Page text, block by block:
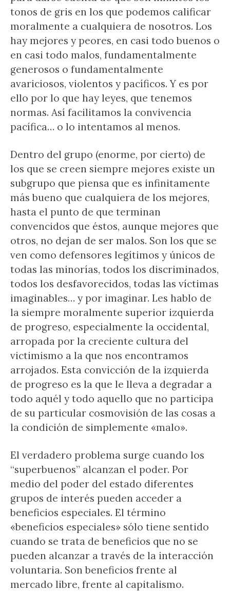
tonos de gris en los que podemos calificar
moralmente a cualquiera de nosotros. Los
hay mejores y peores, en casi todo buenos o
en casi todo malos, fundamentalmente
generosos o fundamentalmente
avariciosos, violentos y pacíficos. Y es por
ello por lo que hay leyes, que tenemos
normas. Así facilitamos la convivencia
pacífica… o lo intentamos al menos.
Dentro del grupo (enorme, por cierto) de
los que se creen siempre mejores existe un
subgrupo que piensa que es infinitamente
más bueno que cualquiera de los mejores,
hasta el punto de que terminan
convencidos que éstos, aunque mejores que
otros, no dejan de ser malos. Son los que se
ven como defensores legítimos y únicos de
todas las minorías, todos los discriminados,
todos los desfavorecidos, todas las víctimas
imaginables… y por imaginar. Les hablo de
la siempre moralmente superior izquierda
de progreso, especialmente la occidental,
arropada por la creciente cultura del
victimismo a la que nos encontramos
arrojados. Esta convicción de la izquierda
de progreso es la que le lleva a degradar a
todo aquél y todo aquello que no participa
de su particular cosmovisión de las cosas a
la condición de simplemente «malo».
El verdadero problema surge cuando los
“superbuenos” alcanzan el poder. Por
medio del poder del estado diferentes
grupos de interés pueden acceder a
beneficios especiales. El término
«beneficios especiales» sólo tiene sentido
cuando se trata de beneficios que no se
pueden alcanzar a través de la interacción
voluntaria. Son beneficios frente al
mercado libre, frente al capitalismo.